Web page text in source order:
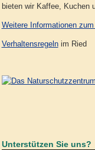
bieten wir Kaffee, Kuchen
Weitere Informationen
Verhaltensregelnim Ried
Unterstützen Sie uns?